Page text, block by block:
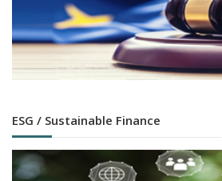
ESG / Sustainable Finance